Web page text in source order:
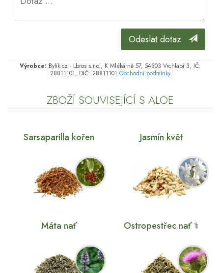
Odeslat dotaz
Výrobce: Bylík.cz - Lbros s.r.o., K Mlékárně 57, 54303 Vrchlabí 3, IČ:
28811101, DIČ: 28811101 Obchodní podmínky
ZBOŽÍ SOUVISEJÍCÍ S ALOE
Sarsaparilla kořen Jasmín květ
Máta nať Ostropestřec nať ⚕